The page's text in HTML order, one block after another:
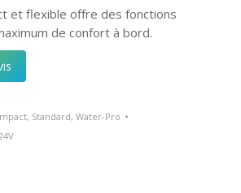
et flexible offre des fonctions
de confort à bord.
, Standard, Water-Pro